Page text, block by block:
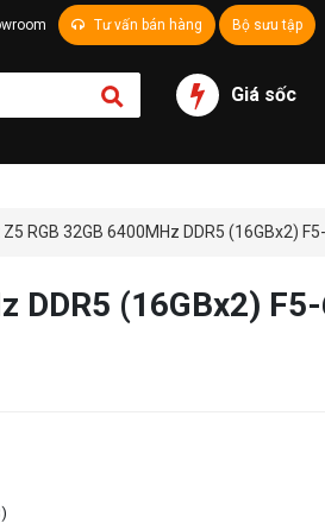
Tư vấn bán hàng Bộ sưu tập
Giá sốc
Z5 RGB 32GB 6400MHz DDR5 (16GBx2)
DDR5 (16GBx2)